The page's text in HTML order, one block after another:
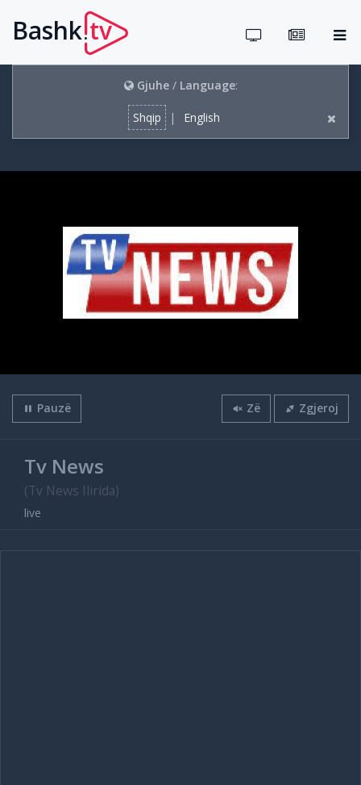
Bashk.tv
Gjuhe/ Language:
Shqip | English
Pauzë Zë Zgjeroj
Tv News
(Tv News Ilirida)
live